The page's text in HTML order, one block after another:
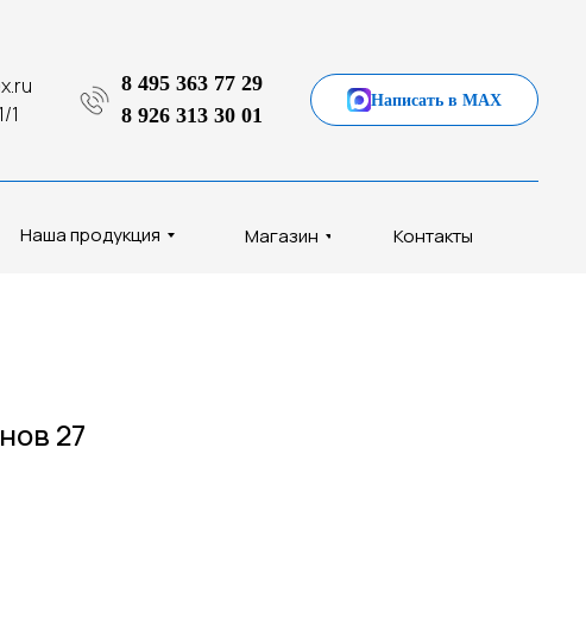
1
8 495 363 77 29
8 926 313 30 01
Написать в MAX
Наша продукция Контакты
Магазин
27